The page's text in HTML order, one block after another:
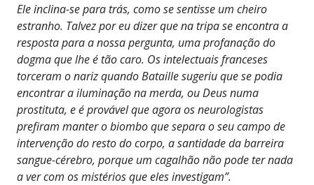
Ele inclina-se para trás, como se sentisse um cheiro
estranho. Talvez por eu dizer que na tripa se encontra a
resposta para a nossa pergunta, uma profanação do
dogma que lhe é tão caro. Os intelectuais franceses
torceram o nariz quando Bataille sugeriu que se podia
encontrar a iluminação na merda, ou Deus numa
prostituta, e é provável que agora os neurologistas
prefiram manter o biombo que separa o seu campo de
intervenção do resto do corpo, a santidade da barreira
sangue-cérebro, porque um cagalhão não pode ter nada
a ver com os mistérios que eles investigam”.